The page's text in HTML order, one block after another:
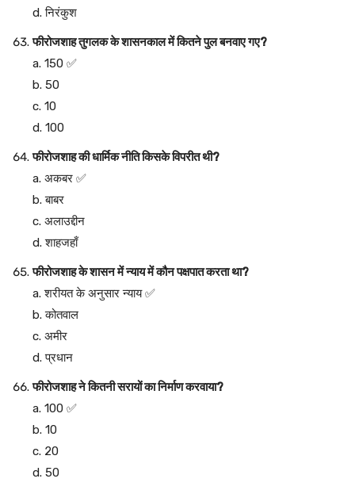
d. निरंकुश
फीरोजशाह तुगलक के शासनकाल में कितने पुल बनवाए गए?
a. 150 ✅
b. 50
c. 10
d. 100
फीरोजशाह की धार्मिक नीति किसके विपरीत थी?
a. अकबर ✅
b. बाबर
c. अलाउद्दीन
d. शाहजहाँ
फीरोजशाह के शासन में न्याय में कौन पक्षपात करता था?
a. शरीयत के अनुसार न्याय ✅
b. कोतवाल
c. अमीर
d. प्रधान
फीरोजशाह ने कितनी सरायों का निर्माण करवाया?
a. 100 ✅
b. 10
c. 20
d. 50